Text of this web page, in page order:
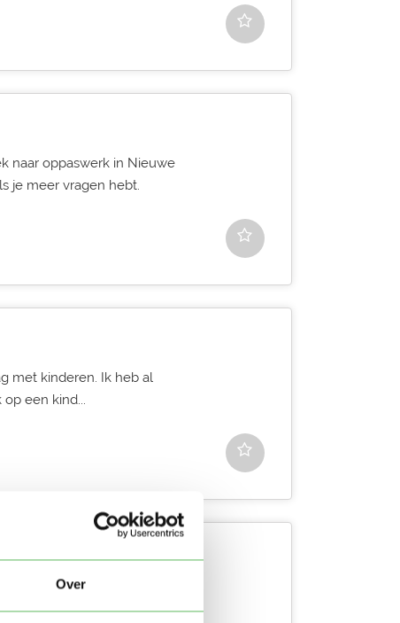
Over
naar oppaswerk in Nieuwe
je meer vragen hebt.
met kinderen. Ik heb al
een kind...
gaan voor alles. Ik heb
L...